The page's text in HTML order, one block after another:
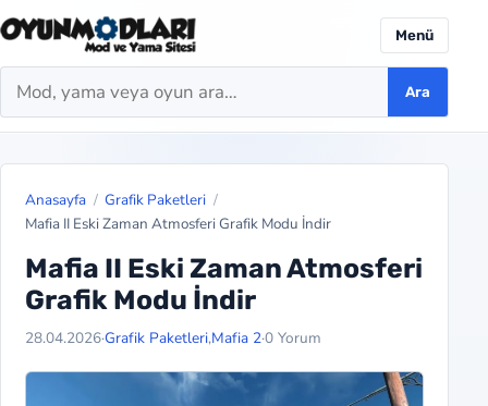
Ara Ara
Menü
Anasayfa
Grafik Paketleri
Mafia II Eski Zaman Atmosferi Grafik Modu İndir
Mafia II Eski Zaman Atmosferi
Grafik Modu İndir
28.04.2026·Grafik Paketleri,Mafia 2·0 Yorum